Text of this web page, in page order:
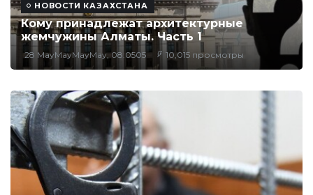
НОВОСТИ КАЗАХСТАНА
Кому принадлежат архитектурные
жемчужины Алматы. Часть 1
28 MayMayMayMay, 08:0505 10,015 просмотры